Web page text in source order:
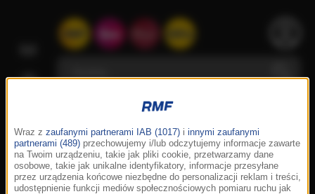
Wraz z zaufanymi partnerami IAB (1017) i innymi zaufanymi
partnerami (489) przechowujemy i/lub odczytujemy informacje zawarte
na Twoim urządzeniu, takie jak pliki cookie, przetwarzamy dane
osobowe, takie jak unikalne identyfikatory, informacje przesyłane
przez urządzenia końcowe niezbędne do personalizacji reklam i treści,
udostępnienie funkcji mediów społecznościowych pomiaru ruchu jak